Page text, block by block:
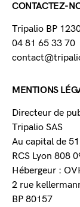
CONTACTEZ-
Tripalio BP
04 81 65 33 70
MENTIONS
Directeur de
Tripalio SAS
Au capital de
RCS Lyon 808
Hébergeur :
2 rue
BP 80157